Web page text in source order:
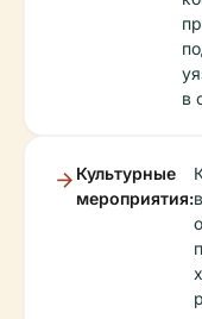
в
Культурные
мероприятия: